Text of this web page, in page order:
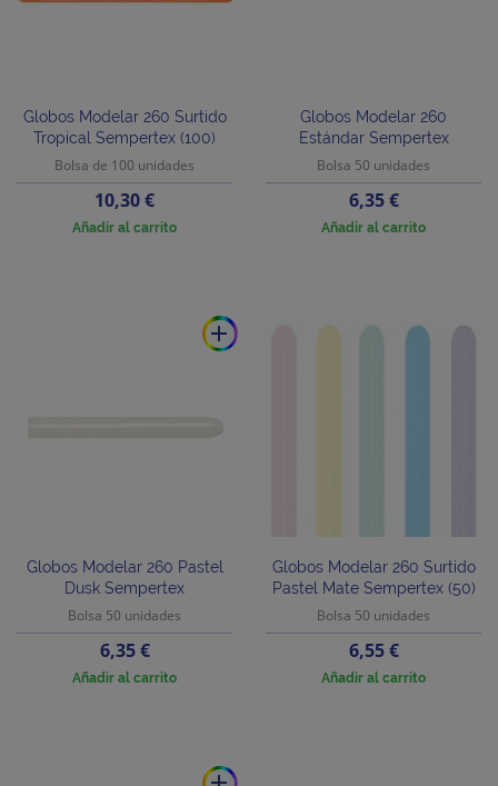
Globos Modelar 260 Surtido
Tropical Sempertex (100)
Bolsa de 100 unidades
Precio
10,30 €
Añadir al carrito
Globos Modelar 260
Estándar Sempertex
Bolsa 50 unidades
Precio
6,35 €
Añadir al carrito
add
Globos Modelar 260 Pastel
Dusk Sempertex
Bolsa 50 unidades
Precio
6,35 €
Añadir al carrito
Globos Modelar 260 Surtido
Pastel Mate Sempertex (50)
Bolsa 50 unidades
Precio
6,55 €
Añadir al carrito